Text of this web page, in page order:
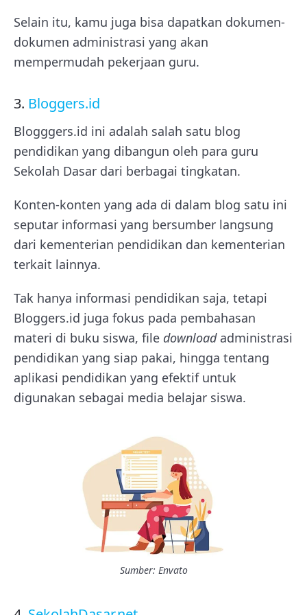
Selain itu, kamu juga bisa dapatkan dokumen-
dokumen administrasi yang akan
mempermudah pekerjaan guru.
3. Bloggers.id
Blogggers.id ini adalah salah satu blog
pendidikan yang dibangun oleh para guru
Sekolah Dasar dari berbagai tingkatan.
Konten-konten yang ada di dalam blog satu ini
seputar informasi yang bersumber langsung
dari kementerian pendidikan dan kementerian
terkait lainnya.
Tak hanya informasi pendidikan saja, tetapi
Bloggers.id juga fokus pada pembahasan
materi di buku siswa, file downloadadministrasi
pendidikan yang siap pakai, hingga tentang
aplikasi pendidikan yang efektif untuk
digunakan sebagai media belajar siswa.
Sumber: Envato